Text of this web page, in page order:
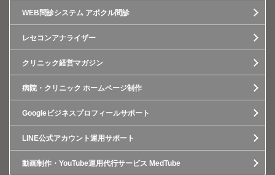
WEB問診システム アポクル問診
レセコンアナライザー
クリニック経営マガジン
病院・クリニック ホームページ制作
Googleビジネスプロフィールサポート
LINE公式アカウント運用サポート
動画制作・YouTube運用代行サービス MedTube